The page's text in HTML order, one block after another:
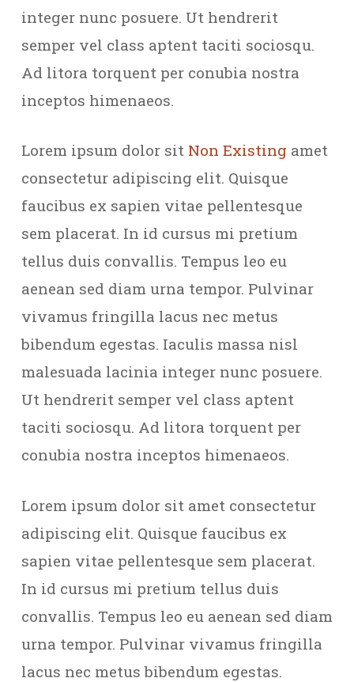
integer nunc posuere. Ut hendrerit
semper vel class aptent taciti sociosqu.
Ad litora torquent per conubia nostra
inceptos himenaeos.
Lorem ipsum dolor sit Non Existing amet
consectetur adipiscing elit. Quisque
faucibus ex sapien vitae pellentesque
sem placerat. In id cursus mi pretium
tellus duis convallis. Tempus leo eu
aenean sed diam urna tempor. Pulvinar
vivamus fringilla lacus nec metus
bibendum egestas. Iaculis massa nisl
malesuada lacinia integer nunc posuere.
Ut hendrerit semper vel class aptent
taciti sociosqu. Ad litora torquent per
conubia nostra inceptos himenaeos.
Lorem ipsum dolor sit amet consectetur
adipiscing elit. Quisque faucibus ex
sapien vitae pellentesque sem placerat.
In id cursus mi pretium tellus duis
convallis. Tempus leo eu aenean sed diam
urna tempor. Pulvinar vivamus fringilla
lacus nec metus bibendum egestas.